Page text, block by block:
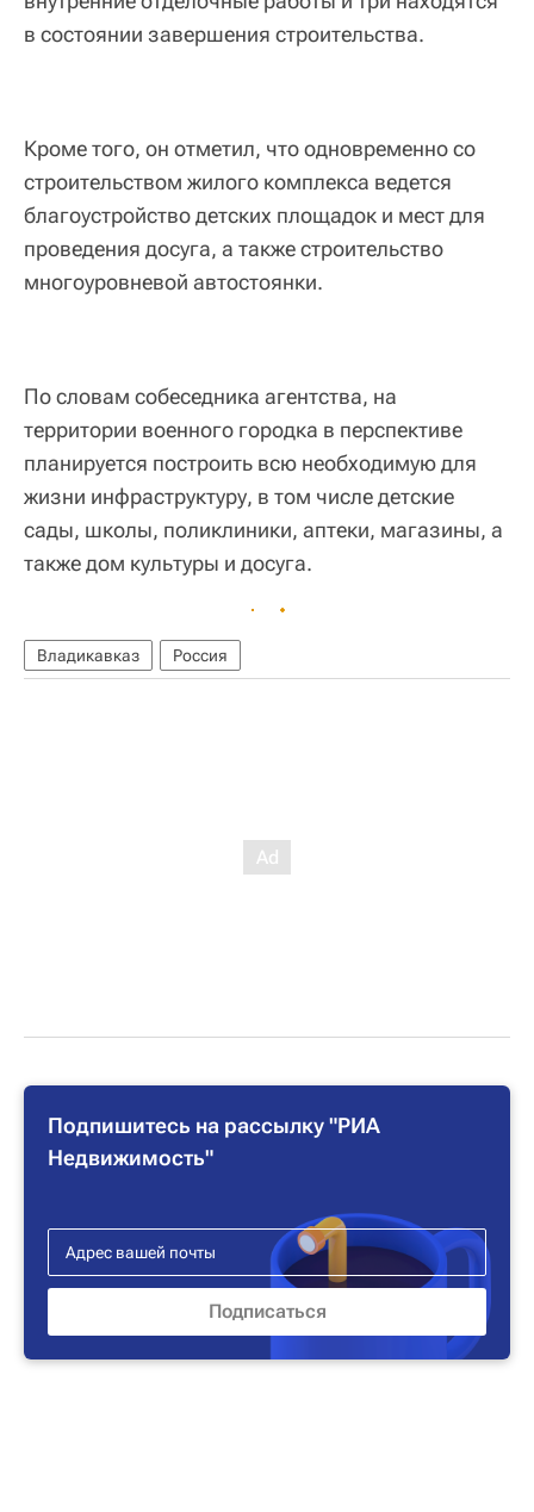
в состоянии завершения строительства.
Кроме того, он отметил, что одновременно со
строительством жилого комплекса ведется
благоустройство детских площадок и мест для
проведения досуга, а также строительство
многоуровневой автостоянки.
По словам собеседника агентства, на
территории военного городка в перспективе
планируется построить всю необходимую для
жизни инфраструктуру, в том числе детские
сады, школы, поликлиники, аптеки, магазины, а
также дом культуры и досуга.
Владикавказ Россия
Подпишитесь на рассылку "РИА
Недвижимость"